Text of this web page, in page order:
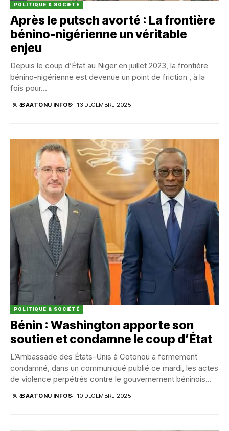
POLITIQUE & SOCIÉTÉ
Après le putsch avorté : La frontière
bénino-nigérienne un véritable
enjeu
Depuis le coup d’État au Niger en juillet 2023, la frontière
bénino-nigérienne est devenue un point de friction , à la
fois pour...
PARBAATONU INFOS 13 DÉCEMBRE 2025
POLITIQUE & SOCIÉTÉ
Bénin : Washington apporte son
soutien et condamne le coup d’État
L’Ambassade des États-Unis à Cotonou a fermement
condamné, dans un communiqué publié ce mardi, les actes
de violence perpétrés contre le gouvernement béninois...
PARBAATONU INFOS 10 DÉCEMBRE 2025